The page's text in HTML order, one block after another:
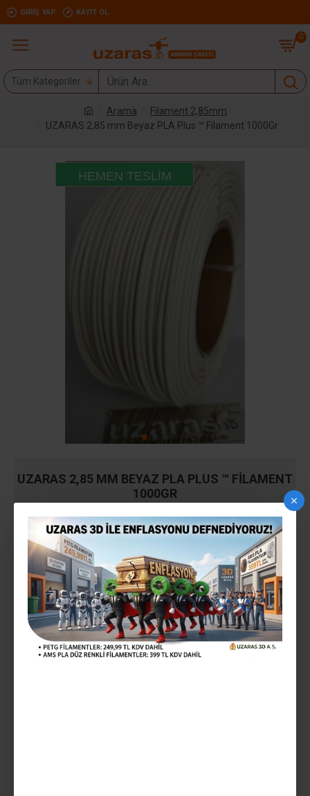
GIRIŞ YAP KAYIT OL
0
Tüm Kategoriler
Arama
Filament 2,85mm
UZARAS 2,85 mm Beyaz PLA Plus ™ Filament 1000Gr
HEMEN TESLIM
UZARAS 2,85 MM BEYAZ PLA PLUS ™ FILAMENT
1000GR
STOK: Stokta Var
MODEL: 140818UZ1422
660,00TL
Vergiler Hariç: 550,00TL